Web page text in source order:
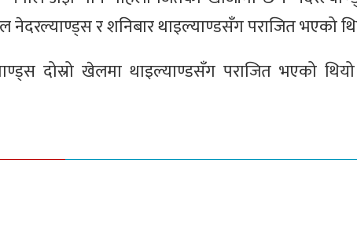
र शनिबार थाइल्याण्डसँग पराजित भएको
दोस्रो खेलमा थाइल्याण्डसँग पराजित भएको